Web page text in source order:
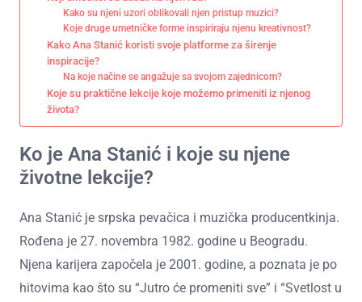
Kako su njeni uzori oblikovali njen pristup muzici?
Koje druge umetničke forme inspiriraju njenu kreativnost?
Kako Ana Stanić koristi svoje platforme za širenje
inspiracije?
Na koje načine se angažuje sa svojom zajednicom?
Koje su praktične lekcije koje možemo primeniti iz njenog
života?
Ko je Ana Stanić i koje su njene
životne lekcije?
Ana Stanić je srpska pevačica i muzička producentkinja.
Rođena je 27. novembra 1982. godine u Beogradu.
Njena karijera započela je 2001. godine, a poznata je po
hitovima kao što su “Jutro će promeniti sve” i “Svetlost u